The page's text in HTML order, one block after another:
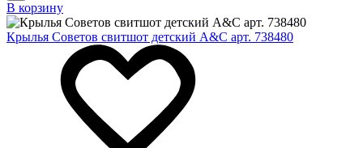
В корзину
Крылья Советов свитшот детский A&C арт. 738480